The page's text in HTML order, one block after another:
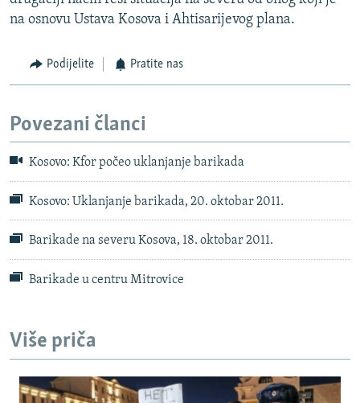
na osnovu Ustava Kosova i Ahtisarijevog plana.
Podijelite Pratite nas
Povezani članci
Kosovo: Kfor počeo uklanjanje barikada
Kosovo: Uklanjanje barikada, 20. oktobar 2011.
Barikade na severu Kosova, 18. oktobar 2011.
Barikade u centru Mitrovice
Više priča